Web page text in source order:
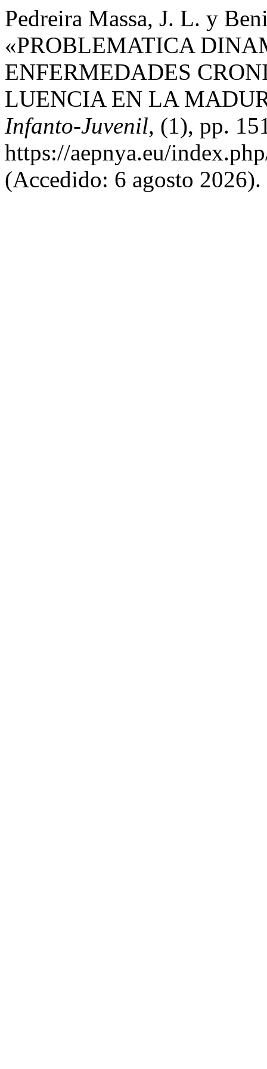
Pedreira Massa, J. L. y
«PROBLEMATICA
ENFERMEDADES
LUENCIA EN LA
Infanto-Juvenil, (1), pp.
https://aepnya.eu/
(Accedido: 6 agosto 2026).